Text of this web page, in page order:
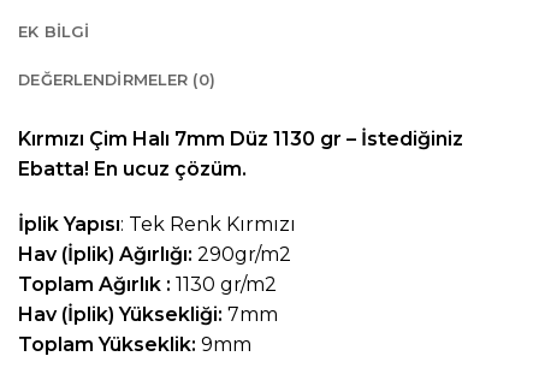
EK BILGI
DEĞERLENDIRMELER (0)
Kırmızı Çim Halı 7mm Düz 1130 gr – İstediğiniz
Ebatta! En ucuz çözüm.
İplik Yapısı: Tek Renk Kırmızı
Hav (İplik) Ağırlığı: 290gr/m2
Toplam Ağırlık : 1130 gr/m2
Hav (İplik) Yüksekliği: 7mm
Toplam Yükseklik: 9mm